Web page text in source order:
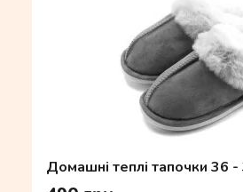
Домашні теплі тапочки 36 -